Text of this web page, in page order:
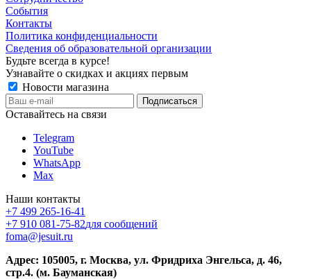
События
Контакты
Политика конфиденциальности
Сведения об образовательной организации
Будьте всегда в курсе!
Узнавайте о скидках и акциях первым
Новости магазина
Оставайтесь на связи
Telegram
YouTube
WhatsApp
Max
Наши контакты
+7 499 265-16-41
+7 910 081-75-82для сообщений
foma@jesuit.ru
Адрес: 105005, г. Москва, ул. Фридриха Энгельса, д. 46,
стр.4. (м. Бауманская)